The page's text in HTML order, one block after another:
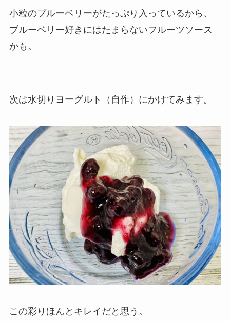
小粒のブルーベリーがたっぷり入っているから、
ブルーベリー好きにはたまらないフルーツソース
かも。
次は水切りヨーグルト（自作）にかけてみます。
この彩りほんとキレイだと思う。